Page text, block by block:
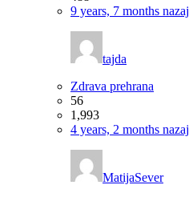
9 years, 7 months nazaj
tajda
Zdrava prehrana
56
1,993
4 years, 2 months nazaj
MatijaSever